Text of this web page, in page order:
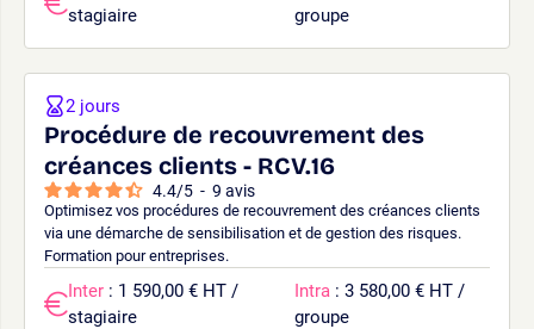
stagiaire groupe
Procédure de recouvrement des
créances clients - RCV.16
4.4/5 - 9 avis
Optimisez vos procédures de recouvrement des créances clients
via une démarche de sensibilisation et de gestion des risques.
Formation pour entreprises.
2 jours
Inter : 1 590,00 € HT /
stagiaire
Intra : 3 580,00 € HT /
groupe